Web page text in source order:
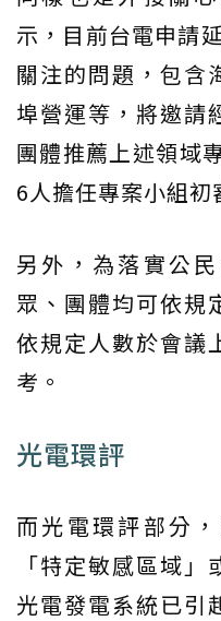
示，目前台電申請
關注的問題，包含
埠營運等，將邀請
團體推薦上述領域
6人擔任專案小組初
另外，為落實公
眾、團體均可依規
依規定人數於會議
考。
光電環評
而光電環評部分
「特定敏感區域
光電發電系統已引